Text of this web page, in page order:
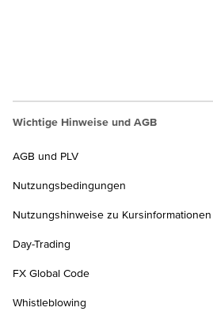
Wichtige Hinweise und AGB
AGB und PLV
Nutzungsbedingungen
Nutzungshinweise zu Kursinformationen
Day-Trading
FX Global Code
Whistleblowing